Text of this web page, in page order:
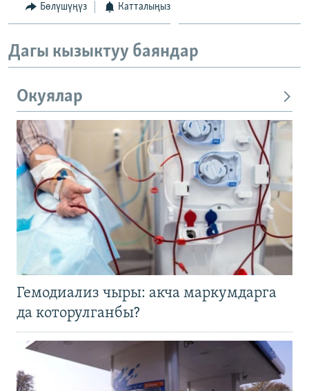
Бөлүшүңүз Катталыңыз
Дагы кызыктуу баяндар
Окуялар
Гемодиализ чыры: акча маркумдарга
да которулганбы?